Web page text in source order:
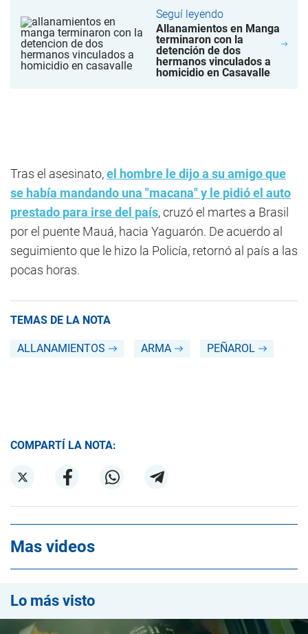
Seguí leyendo
Allanamientos en Manga
terminaron con la
detención de dos
hermanos vinculados a
homicidio en Casavalle
Tras el asesinato,el hombre le dijo a su amigo que
se había mandando una "macana" y le pidió el auto
prestado para irse del país, cruzó el martes a Brasil
por el puente Mauá, hacia Yaguarón. De acuerdo al
seguimiento que le hizo la Policía, retornó al país a las
pocas horas.
TEMAS DE LA NOTA
ALLANAMIENTOS ARMA PEÑAROL
COMPARTÍ LA NOTA:
Mas videos
Lo más visto